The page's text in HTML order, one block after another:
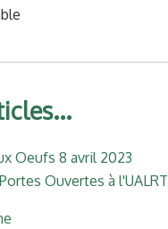
Oeufs 8 avril 2023
Ouvertes à l'UALRT